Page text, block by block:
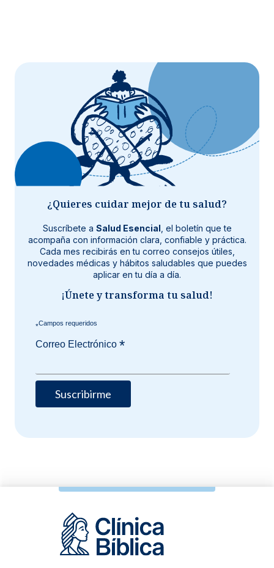
¿Quieres cuidar mejor de tu salud?
Suscríbete a Salud Esencial , el boletín que te
acompaña con información clara, confiable y práctica.
Cada mes recibirás en tu correo consejos útiles,
novedades médicas y hábitos saludables que puedes
aplicar en tu día a día.
¡Únete y transforma tu salud!
*
Correo Electrónico*